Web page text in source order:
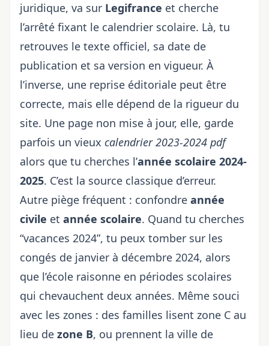
juridique, va sur Legifrance et cherche
l’arrêté fixant le calendrier scolaire. Là, tu
retrouves le texte officiel, sa date de
publication et sa version en vigueur. À
l’inverse, une reprise éditoriale peut être
correcte, mais elle dépend de la rigueur du
site. Une page non mise à jour, elle, garde
parfois un vieux calendrier 2023-2024 pdf
alors que tu cherches l’année scolaire 2024-
2025. C’est la source classique d’erreur.
Autre piège fréquent : confondre année
civile et année scolaire. Quand tu cherches
“vacances 2024”, tu peux tomber sur les
congés de janvier à décembre 2024, alors
que l’école raisonne en périodes scolaires
qui chevauchent deux années. Même souci
avec les zones : des familles lisent zone C au
lieu de zone B, ou prennent la ville de